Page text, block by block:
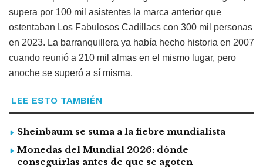
supera por 100 mil asistentes la marca anterior que
ostentaban Los Fabulosos Cadillacs con 300 mil personas
en 2023. La barranquillera ya había hecho historia en 2007
cuando reunió a 210 mil almas en el mismo lugar, pero
anoche se superó a sí misma.
LEE ESTO TAMBIÉN
Sheinbaum se suma a la fiebre mundialista
Monedas del Mundial 2026: dónde
conseguirlas antes de que se agoten